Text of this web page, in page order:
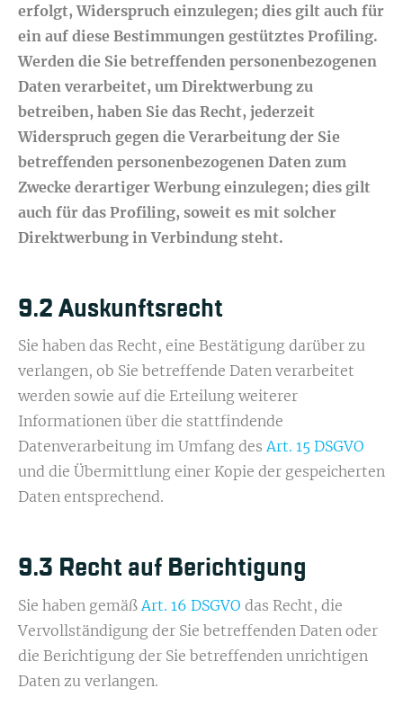
erfolgt, Widerspruch einzulegen; dies gilt auch für
ein auf diese Bestimmungen gestütztes Profiling.
Werden die Sie betreffenden personenbezogenen
Daten verarbeitet, um Direktwerbung zu
betreiben, haben Sie das Recht, jederzeit
Widerspruch gegen die Verarbeitung der Sie
betreffenden personenbezogenen Daten zum
Zwecke derartiger Werbung einzulegen; dies gilt
auch für das Profiling, soweit es mit solcher
Direktwerbung in Verbindung steht.
9.2 Auskunftsrecht
Sie haben das Recht, eine Bestätigung darüber zu
verlangen, ob Sie betreffende Daten verarbeitet
werden sowie auf die Erteilung weiterer
Informationen über die stattfindende
Datenverarbeitung im Umfang desArt. 15 DSGVO
und die Übermittlung einer Kopie der gespeicherten
Daten entsprechend.
9.3 Recht auf Berichtigung
Sie haben gemäß Art. 16 DSGVO das Recht, die
Vervollständigung der Sie betreffenden Daten oder
die Berichtigung der Sie betreffenden unrichtigen
Daten zu verlangen.